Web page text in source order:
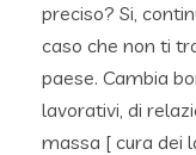
preciso? Si,
caso che non ti
paese. Cambia
lavorativi, di
massa [ cura dei